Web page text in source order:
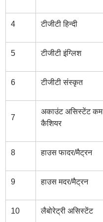
4 टीजीटी हिन्दी
5 टीजीटी इंग्लिश
6 टीजीटी संस्कृत
7
अकाउंट असिस्टेंट कम
कैशियर
8 हाउस फादर/मैट्रन
9 हाउस मदर/मैट्रन
10 लैबोरेट्री असिस्टेंट